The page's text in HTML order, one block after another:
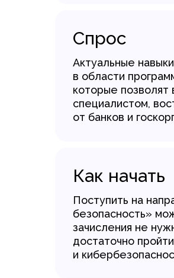
Актуальные
в области
которые позволят
специалистом,
от банков и
Спрос
Поступить на
безопасность»
зачисления не
достаточно
и
Как начать